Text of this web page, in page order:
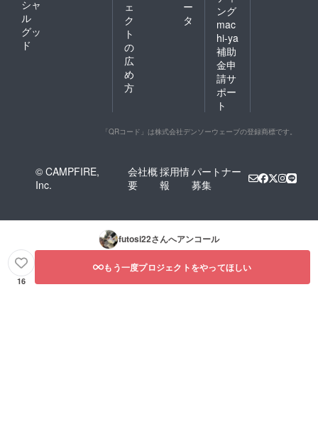
シャ
ル
グッ
ド
ェ
ク
ト
の
広
め
方
ー
タ
ング
mac
hi-ya
補助
金申
請サ
ポー
ト
「QRコード」は株式会社デンソーウェーブの登録商標です。
© CAMPFIRE,
Inc.
会社概
要
採用情
報
パートナー
募集
futosi22さんへアンコール
16
もう一度プロジェクトをやってほしい